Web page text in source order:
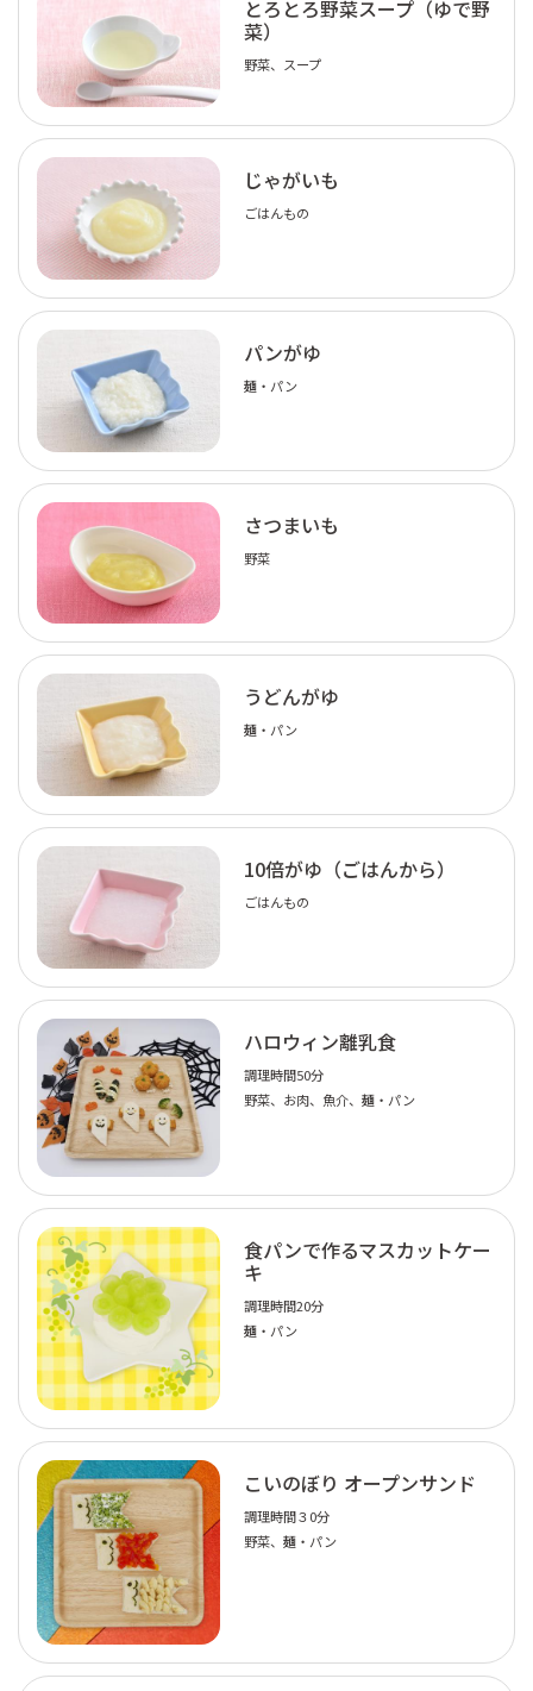
とろとろ野菜スープ（ゆで野
菜）
野菜、スープ
じゃがいも
ごはんもの
パンがゆ
麺・パン
さつまいも
野菜
うどんがゆ
麺・パン
10倍がゆ（ごはんから）
ごはんもの
ハロウィン離乳食
調理時間50分
野菜、お肉、魚介、麺・パン
食パンで作るマスカットケー
キ
調理時間20分
麺・パン
こいのぼり オープンサンド
調理時間３0分
野菜、麺・パン